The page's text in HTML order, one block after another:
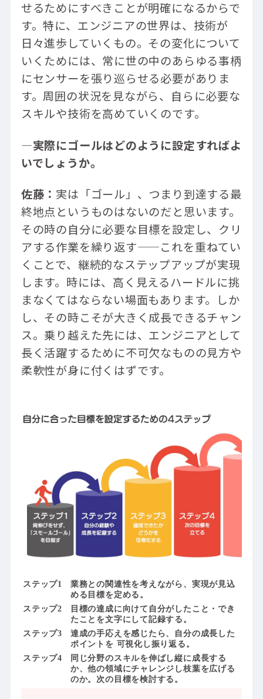
せるためにすべきことが明確になるからで
す。特に、エンジニアの世界は、技術が
日々進歩していくもの。その変化について
いくためには、常に世の中のあらゆる事柄
にセンサーを張り巡らせる必要がありま
す。周囲の状況を見ながら、自らに必要な
スキルや技術を高めていくのです。
―実際にゴールはどのように設定すればよ
いでしょうか。
佐藤： 実は「ゴール」、つまり到達する最
終地点というものはないのだと思います。
その時の自分に必要な目標を設定し、クリ
アする作業を繰り返す——これを重ねてい
くことで、継続的なステップアップが実現
します。時には、高く見えるハードルに挑
まなくてはならない場面もあります。しか
し、その時こそが大きく成長できるチャン
ス。乗り越えた先には、エンジニアとして
長く活躍するために不可欠なものの見方や
柔軟性が身に付くはずです。
業務との関連性を考えながら、実現が見込
める目標を定める。
目標の達成に向けて自分がしたこと・でき
たことを文字にして記録する。
達成の手応えを感じたら、自分の成長した
ポイントを 可視化し振り返る。
同じ分野のスキルを伸ばし縦に成長する
か、他の領域にチャレンジし枝葉を広げる
のか。次の目標を検討する。